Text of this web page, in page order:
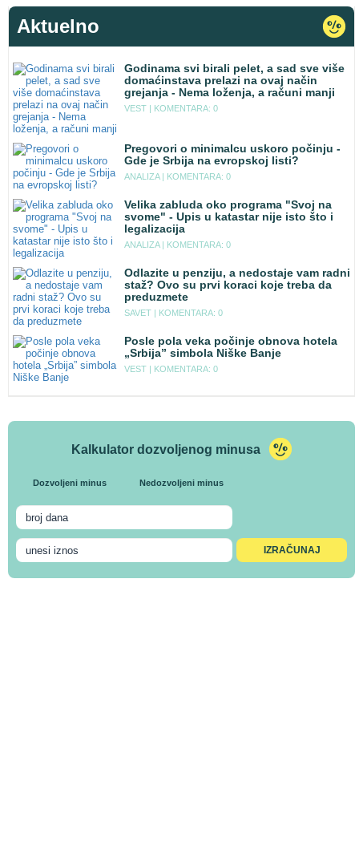
Aktuelno
Godinama svi birali pelet, a sad sve više
domaćinstava prelazi na ovaj način
grejanja - Nema loženja, a računi manji
VEST | KOMENTARA: 0
Pregovori o minimalcu uskoro počinju -
Gde je Srbija na evropskoj listi?
ANALIZA | KOMENTARA: 0
Velika zabluda oko programa "Svoj na
svome" - Upis u katastar nije isto što i
legalizacija
ANALIZA | KOMENTARA: 0
Odlazite u penziju, a nedostaje vam radni
staž? Ovo su prvi koraci koje treba da
preduzmete
SAVET | KOMENTARA: 0
Posle pola veka počinje obnova hotela
„Srbija” simbola Niške Banje
VEST | KOMENTARA: 0
Kalkulator dozvoljenog minusa
Dozvoljeni minus Nedozvoljeni minus